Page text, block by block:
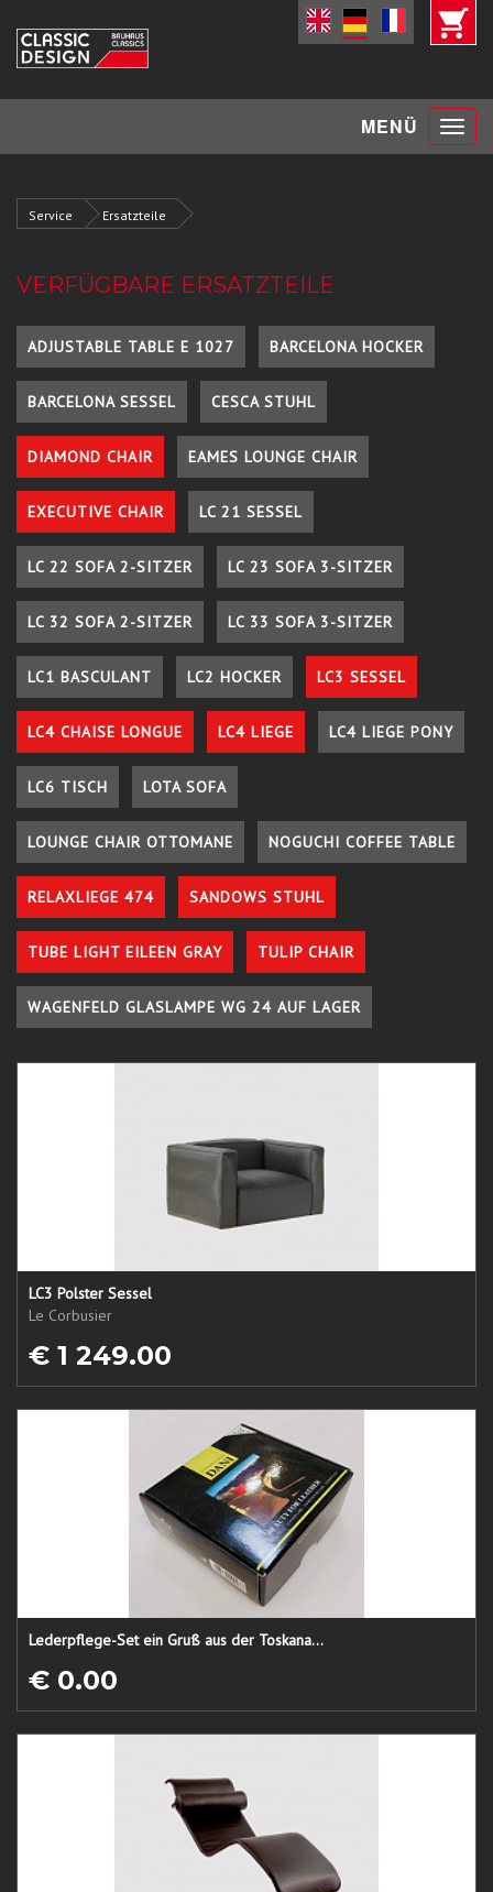
MENÜ Toggle
Service Ersatzteile
VERFÜGBARE ERSATZTEILE
ADJUSTABLE TABLE E 1027 BARCELONA HOCKER
BARCELONA SESSEL CESCA STUHL
DIAMOND CHAIR EAMES LOUNGE CHAIR
EXECUTIVE CHAIR LC 21 SESSEL
LC 22 SOFA 2-SITZER LC 23 SOFA 3-SITZER
LC 32 SOFA 2-SITZER LC 33 SOFA 3-SITZER
LC1 BASCULANT LC2 HOCKER LC3 SESSEL
LC4 CHAISE LONGUE LC4 LIEGE LC4 LIEGE PONY
LC6 TISCH LOTA SOFA
LOUNGE CHAIR OTTOMANE NOGUCHI COFFEE TABLE
RELAXLIEGE 474 SANDOWS STUHL
TUBE LIGHT EILEEN GRAY TULIP CHAIR
WAGENFELD GLASLAMPE WG 24 AUF LAGER
LC3 Polster Sessel
Le Corbusier
€ 1 249.00
Lederpflege-Set ein Gruß aus der Toskana...
€ 0.00